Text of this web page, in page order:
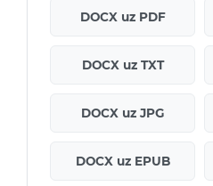
DOCX uz PDF
DOCX uz TXT
DOCX uz JPG
DOCX uz EPUB